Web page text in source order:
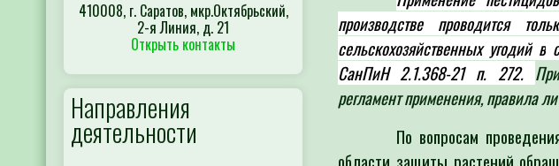
410008, г. Саратов, мкр.Октябрьский,
2-я Линия, д. 21
Открыть контакты
Направления
деятельности
производстве проводится
сельскохозяйственных угодий в
СанПиН 2.1.368-21 п. 272.
регламент применения, правила
По вопросам
области защиты растений